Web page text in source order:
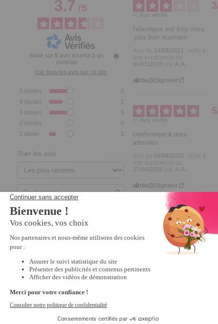
3.7/5
Basé sur 9 avis soumis à un
contrôle
Voir tous les avis sur ce site
5 étoiles
3
4 étoiles
2
3 étoiles
3
2 étoiles
0
1 étoile 1
Trier les avis
3
Avis vérifié
l'élastique est trop mou
,pas bon maintien
Utile(0)Signaler
5
Avis vérifié
conformpe à mes
attentes
08/08/2020
une expérience du
A.A.
Utile(0)Signaler
Avis vérifié
Agréable bon produit
30/07/2020 , suite à
06/06/2020
Avis vérifié